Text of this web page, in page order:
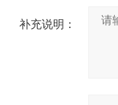
补充说明：